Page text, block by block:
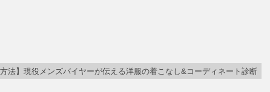
法】現役メンズバイヤーが伝える洋服の着こなし&コーディネート診断